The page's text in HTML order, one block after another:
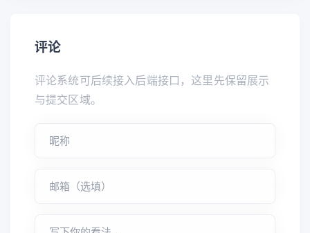
评论
评论系统可后续接入后端接口，这里先保留展示
与提交区域。